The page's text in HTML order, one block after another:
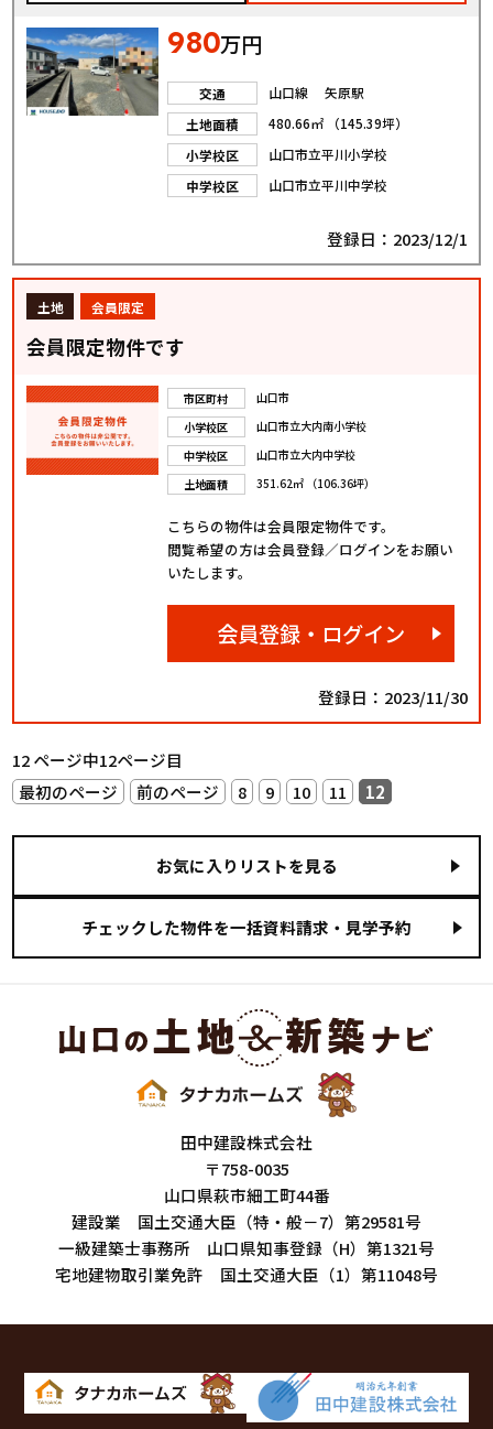
980万円
交通
山口線 矢原駅
土地面積
480.66㎡ （145.39坪）
小学校区
山口市立平川小学校
中学校区
山口市立平川中学校
登録日：2023/12/1
土地 会員限定
会員限定物件です
市区町村
山口市
小学校区
山口市立大内南小学校
中学校区
山口市立大内中学校
土地面積
351.62㎡ （106.36坪）
こちらの物件は会員限定物件です。
閲覧希望の方は会員登録／ログインをお願い
いたします。
会員登録・ログイン
登録日：2023/11/30
12 ページ中12ページ目
最初のページ
前のページ 8 9 10 11 12
お気に入りリストを見る
田中建設株式会社
〒758-0035
山口県萩市細工町44番
建設業 国土交通大臣（特・般－7）第29581号
一級建築士事務所 山口県知事登録（H）第1321号
宅地建物取引業免許 国土交通大臣（1）第11048号